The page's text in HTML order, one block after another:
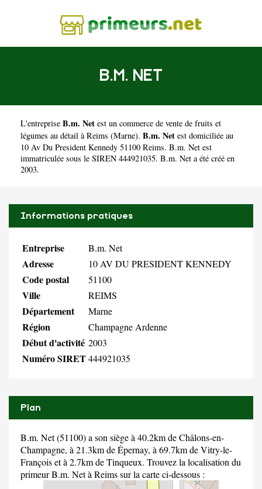
B.M. NET
L'entreprise B.m. Net est un commerce de vente de fruits et
légumes au détail à Reims (Marne). B.m. Net est domiciliée au
10 Av Du President Kennedy 51100 Reims. B.m. Net est
immatriculée sous le SIREN 444921035. B.m. Net a été créé en
2003.
Informations pratiques
Entreprise B.m. Net
Adresse 10 AV DU PRESIDENT KENNEDY
Code postal 51100
Ville REIMS
Département Marne
Région Champagne Ardenne
Début d'activité 2003
Numéro SIRET444921035
Plan
B.m. Net (51100) a son siège à 40.2km de Châlons-en-
Champagne, à 21.3km de Épernay, à 69.7km de Vitry-le-
François et à 2.7km de Tinqueux. Trouvez la localisation du
primeur B.m. Net à Reims sur la carte ci-dessous :